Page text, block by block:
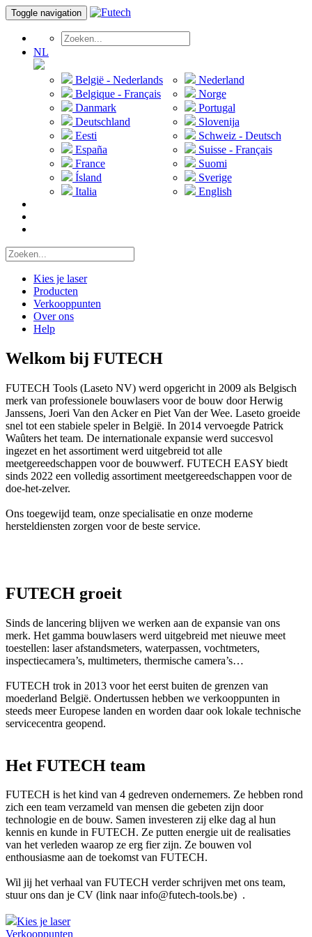
Toggle navigation
NL
België - Nederlands
Belgique - Français
Danmark
Deutschland
Eesti
España
France
Ísland
Italia
Nederland
Norge
Portugal
Slovenija
Schweiz - Deutsch
Suisse - Français
Suomi
Sverige
English
Kies je laser
Producten
Verkooppunten
Over ons
Help
Welkom bij FUTECH
FUTECH Tools (Laseto NV) werd opgericht in 2009 als Belgisch
merk van professionele bouwlasers voor de bouw door Herwig
Janssens, Joeri Van den Acker en Piet Van der Wee. Laseto groeide
snel tot een stabiele speler in België. In 2014 vervoegde Patrick
Waûters het team. De internationale expansie werd succesvol
ingezet en het assortiment werd uitgebreid tot alle
meetgereedschappen voor de bouwwerf. FUTECH EASY biedt
sinds 2022 een volledig assortiment meetgereedschappen voor de
doe-het-zelver.
Ons toegewijd team, onze specialisatie en onze moderne
hersteldiensten zorgen voor de beste service.
FUTECH groeit
Sinds de lancering blijven we werken aan de expansie van ons
merk. Het gamma bouwlasers werd uitgebreid met nieuwe meet
toestellen: laser afstandsmeters, waterpassen, vochtmeters,
inspectiecamera’s, multimeters, thermische camera’s…
FUTECH trok in 2013 voor het eerst buiten de grenzen van
moederland België. Ondertussen hebben we verkooppunten in
steeds meer Europese landen en worden daar ook lokale technische
servicecentra geopend.
Het FUTECH team
FUTECH is het kind van 4 gedreven ondernemers. Ze hebben rond
zich een team verzameld van mensen die gebeten zijn door
technologie en de bouw. Samen investeren zij elke dag al hun
kennis en kunde in FUTECH. Ze putten energie uit de realisaties
van het verleden waarop ze erg fier zijn. Ze bouwen vol
enthousiasme aan de toekomst van FUTECH.
Wil jij het verhaal van FUTECH verder schrijven met ons team,
stuur ons dan je CV (link naar info@futech-tools.be) .
Kies je laser
Verkooppunten